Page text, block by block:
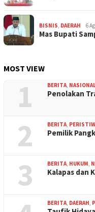
BISNIS DAERAH 6
Mas Bupati
MOST VIEW
1 BERITA
Penolakan
2 BERITA
Pemilik
3 BERITA HUKUM
Kalapas dan
BERITA DAERAH